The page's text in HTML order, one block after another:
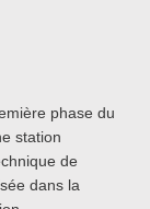
phase du
station
de
dans la